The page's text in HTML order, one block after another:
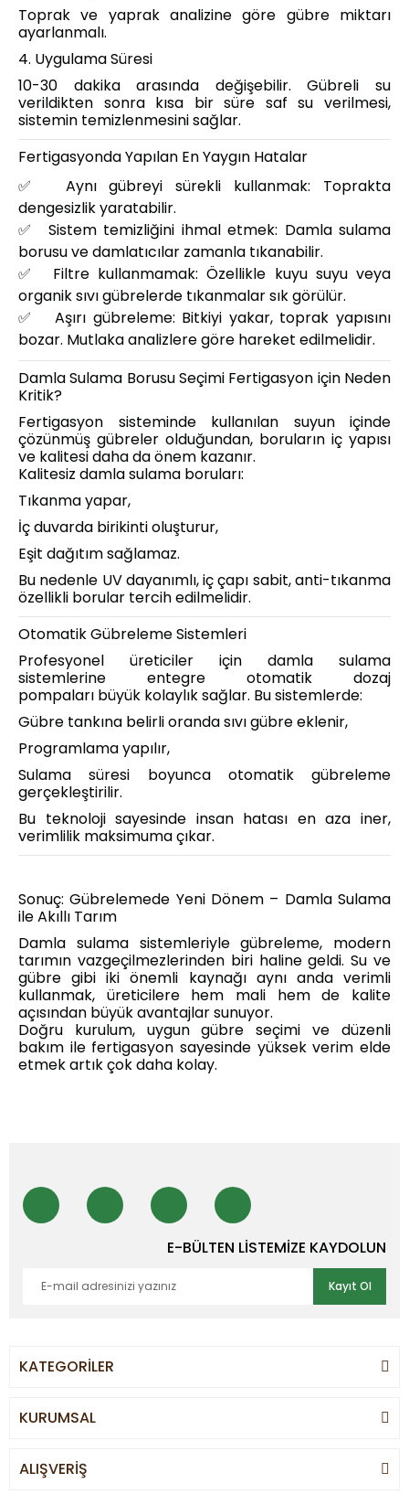
Toprak ve yaprak analizine göre gübre miktarı
ayarlanmalı.
4. Uygulama Süresi
10-30 dakika arasında değişebilir. Gübreli su
verildikten sonra kısa bir süre saf su verilmesi,
sistemin temizlenmesini sağlar.
Fertigasyonda Yapılan En Yaygın Hatalar
✅
Aynı gübreyi sürekli kullanmak: Toprakta
dengesizlik yaratabilir.
✅
Sistem temizliğini ihmal etmek: Damla sulama
borusu ve damlatıcılar zamanla tıkanabilir.
✅
Filtre kullanmamak: Özellikle kuyu suyu veya
organik sıvı gübrelerde tıkanmalar sık görülür.
✅
Aşırı gübreleme: Bitkiyi yakar, toprak yapısını
bozar. Mutlaka analizlere göre hareket edilmelidir.
Damla Sulama Borusu Seçimi Fertigasyon için Neden
Kritik?
Fertigasyon sisteminde kullanılan suyun içinde
çözünmüş gübreler olduğundan, boruların iç yapısı
ve kalitesi daha da önem kazanır.
Kalitesiz damla sulama boruları:
Tıkanma yapar,
İç duvarda birikinti oluşturur,
Eşit dağıtım sağlamaz.
Bu nedenle UV dayanımlı, iç çapı sabit, anti-tıkanma
özellikli borular tercih edilmelidir.
Otomatik Gübreleme Sistemleri
Profesyonel üreticiler için damla sulama
sistemlerine entegre otomatik dozaj
pompaları büyük kolaylık sağlar. Bu sistemlerde:
Gübre tankına belirli oranda sıvı gübre eklenir,
Programlama yapılır,
Sulama süresi boyunca otomatik gübreleme
gerçekleştirilir.
Bu teknoloji sayesinde insan hatası en aza iner,
verimlilik maksimuma çıkar.
Sonuç: Gübrelemede Yeni Dönem – Damla Sulama
ile Akıllı Tarım
Damla sulama sistemleriyle gübreleme, modern
tarımın vazgeçilmezlerinden biri haline geldi. Su ve
gübre gibi iki önemli kaynağı aynı anda verimli
kullanmak, üreticilere hem mali hem de kalite
açısından büyük avantajlar sunuyor.
Doğru kurulum, uygun gübre seçimi ve düzenli
bakım ile fertigasyon sayesinde yüksek verim elde
etmek artık çok daha kolay.
E-BÜLTEN LİSTEMİZE KAYDOLUN
Kayıt Ol
KATEGORİLER
KURUMSAL
ALIŞVERİŞ